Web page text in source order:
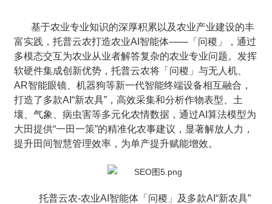
基于农业专业知识的深厚积累以及农业产业建设的丰
富实践，托普云农打造农业AI智能体——「问稷」，通过
多模态交互为农业从业者解答复杂的农业专业问题。发挥
软硬件集成创新优势，托普云农将「问稷」与无人机、
AR智能眼镜、机器狗等新一代智能终端设备相互融合，
打造了多款AI“新农具”，高效采集和分析作物表型、土
壤、气象、病虫害等多元化农情数据，通过AI算法模型为
大田提供“一田一策”的精准化农事建议，显著解放人力，
提升田间智慧管理效率，为单产提升赋能增效。
托普云农-农业AI智能体「问稷」及多款AI“新农具”